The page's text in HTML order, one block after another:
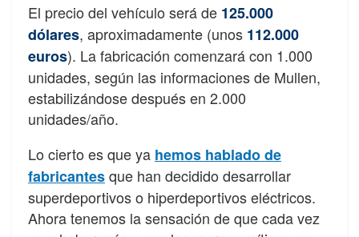
El precio del vehículo será de 125.000
dólares, aproximadamente (unos 112.000
euros). La fabricación comenzará con 1.000
unidades, según las informaciones de Mullen,
estabilizándose después en 2.000
unidades/año.
Lo cierto es que ya hemos hablado de
fabricantesque han decidido desarrollar
superdeportivos o hiperdeportivos eléctricos.
Ahora tenemos la sensación de que cada vez